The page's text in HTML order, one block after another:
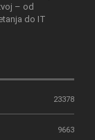
– od
do IT
23378
9663